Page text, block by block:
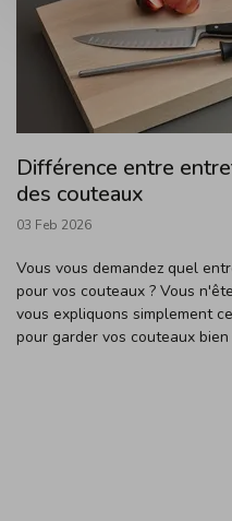
Différence entre
des couteaux
03 Feb 2026
Vous vous demandez quel
pour vos couteaux ? Vous
vous expliquons simplement
pour garder vos couteaux bien